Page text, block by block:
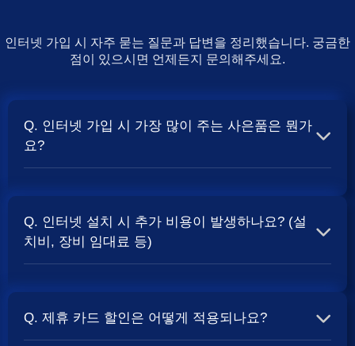
인터넷 가입 시 자주 묻는 질문과 답변을 정리했습니다. 궁금한
점이 있으시면 언제든지 문의해주세요.
Q. 인터넷 가입 시 가장 많이 주는 사은품은 뭔가
요?
보통 500Mbps 또는 1Gbps 인터넷을 TV와 결합하여 가입
할 때 현금 사은품 및 상품권 혜택이 더 크게 지급되는 경향
Q. 인터넷 설치 시 추가 비용이 발생하나요? (설
치비, 장비 임대료 등)
청구되는 경우가 많습니다. 다만, 인터넷 상품 및 프로모션
Q. 제휴 카드 할인은 어떻게 적용되나요?